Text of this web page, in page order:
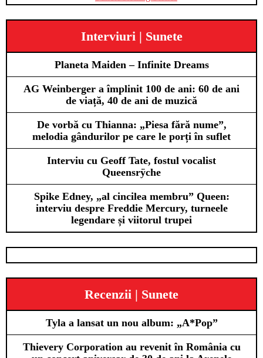
Interviuri | Sunete
Planeta Maiden – Infinite Dreams
AG Weinberger a împlinit 100 de ani: 60 de ani
de viață, 40 de ani de muzică
De vorbă cu Thianna: „Piesa fără nume”,
melodia gândurilor pe care le porți în suflet
Interviu cu Geoff Tate, fostul vocalist
Queensrÿche
Spike Edney, „al cincilea membru” Queen:
interviu despre Freddie Mercury, turneele
legendare și viitorul trupei
Recenzii | Sunete
Tyla a lansat un nou album: „A*Pop”
Thievery Corporation au revenit în România cu